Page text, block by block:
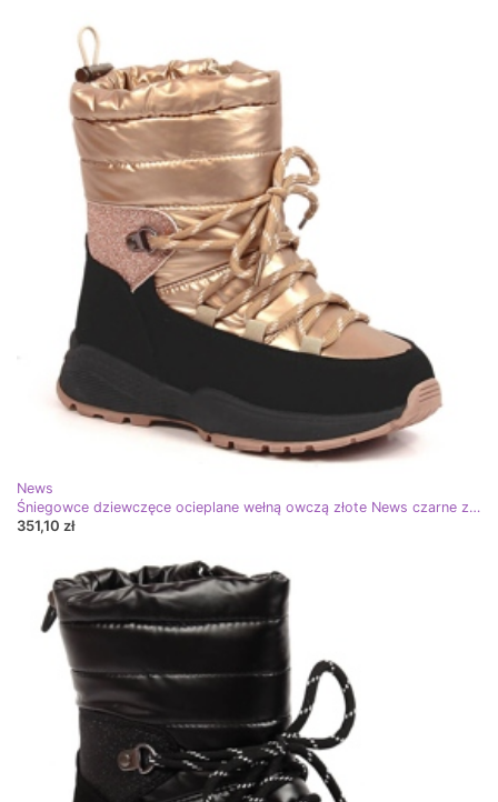
News
Śniegowce dziewczęce ocieplane wełną owczą złote News czarne złoty
351,10 zł